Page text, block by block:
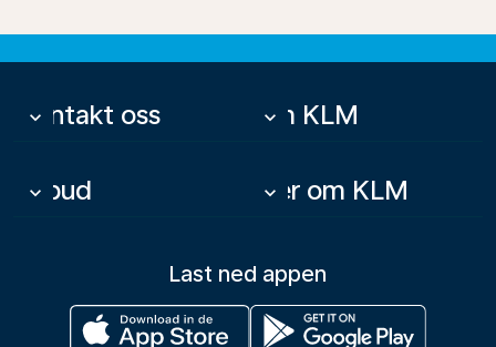
Kontakt oss
keyboard_arrow_down Om KLM
keyboard_arrow_down
Tilbud
keyboard_arrow_down Mer om KLM
keyboard_arrow_down
Last ned appen